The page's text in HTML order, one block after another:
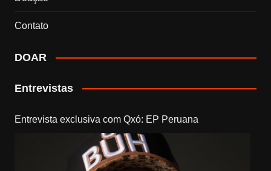
Contato
DOAR
Entrevistas
Entrevista exclusiva com Qxó: EP Peruana